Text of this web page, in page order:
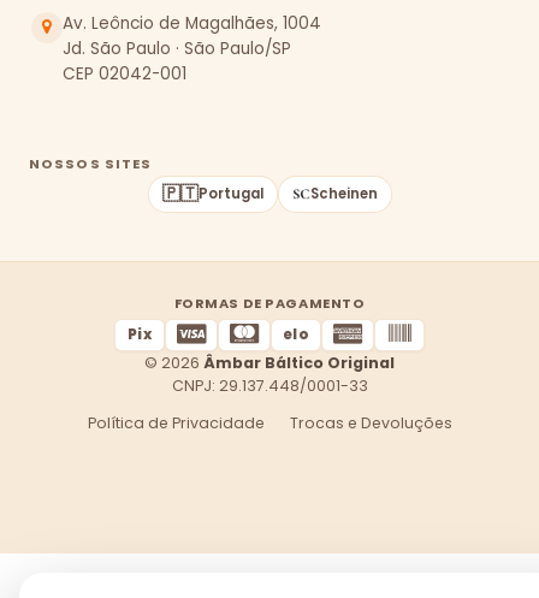
Av. Leôncio de Magalhães, 1004
Jd. São Paulo · São Paulo/SP
CEP 02042-001
NOSSOS SITES
🇵🇹Portugal Scheinen
FORMAS DE PAGAMENTO
Pix
elo
© 2026 Âmbar Báltico Original
CNPJ: 29.137.448/0001-33
Política de Privacidade
Trocas e Devoluções